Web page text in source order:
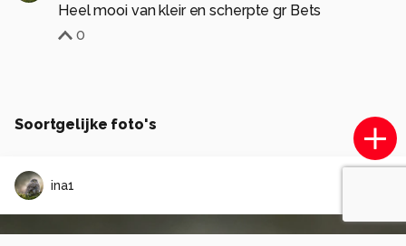
Heel mooi van kleir en scherpte gr Bets
0
Soortgelijke foto's
ina1